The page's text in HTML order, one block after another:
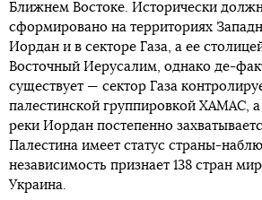
Ближнем Востоке. Исторически
сформировано на территориях
Иордан и в секторе Газа, а ее
Восточный Иерусалим, однако де-
существует — сектор Газа
палестинской группировкой ХАМАС,
реки Иордан постепенно
Палестина имеет статус страны-
независимость признает 138 стран
Украина.